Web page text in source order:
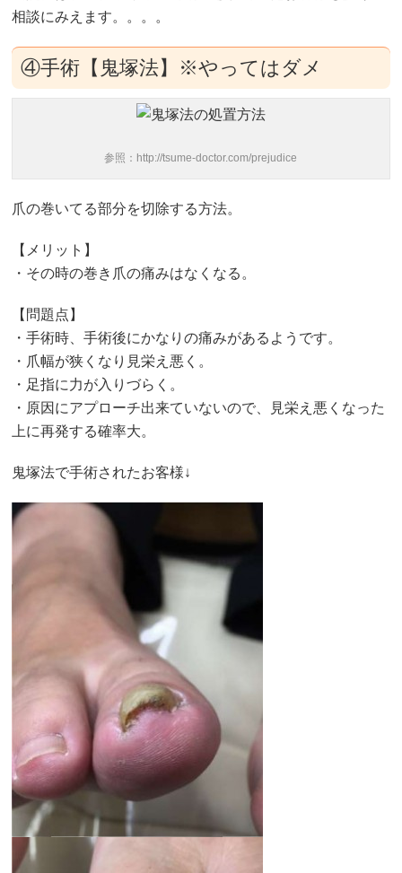
相談にみえます。。。。
④手術【鬼塚法】※やってはダメ
参照：http://tsume-doctor.com/prejudice
爪の巻いてる部分を切除する方法。
【メリット】
・その時の巻き爪の痛みはなくなる。
【問題点】
・手術時、手術後にかなりの痛みがあるようです。
・爪幅が狭くなり見栄え悪く。
・足指に力が入りづらく。
・原因にアプローチ出来ていないので、見栄え悪くなった
上に再発する確率大。
鬼塚法で手術されたお客様↓